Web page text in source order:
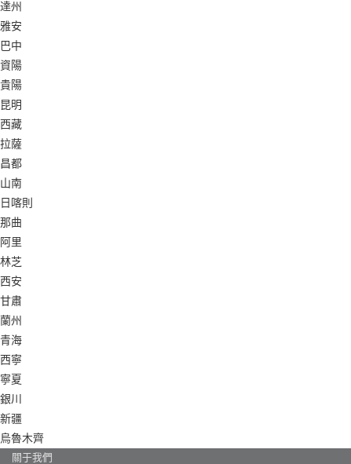
達州
雅安
巴中
資陽
貴陽
昆明
西藏
拉薩
昌都
山南
日喀則
那曲
阿里
林芝
西安
甘肅
蘭州
青海
西寧
寧夏
銀川
新疆
烏魯木齊
關于我們